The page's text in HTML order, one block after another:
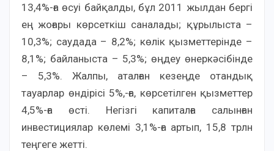
13,4%-ға өсуі байқалды, бұл 2011 жылдан бергі
ең жоғары көрсеткіш саналады; құрылыста –
10,3%; саудада – 8,2%; көлік қызметтерінде –
8,1%; байланыста – 5,3%; өңдеу өнеркәсібінде
– 5,3%. Жалпы, аталған кезеңде отандық
тауарлар өндірісі 5%,-ға, көрсетілген қызметтер
4,5%-ға өсті. Негізгі капиталға салынған
инвестициялар көлемі 3,1%-ға артып, 15,8 трлн
теңгеге жетті.